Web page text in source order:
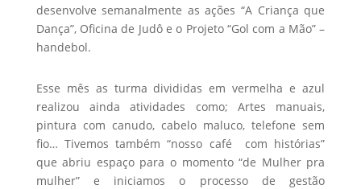
desenvolve semanalmente as ações “A Criança que
Dança”, Oficina de Judô e o Projeto “Gol com a Mão” –
handebol.
Esse mês as turma divididas em vermelha e azul
realizou ainda atividades como; Artes manuais,
pintura com canudo, cabelo maluco, telefone sem
fio… Tivemos também “nosso café com histórias”
que abriu espaço para o momento “de Mulher pra
mulher” e iniciamos o processo de gestão